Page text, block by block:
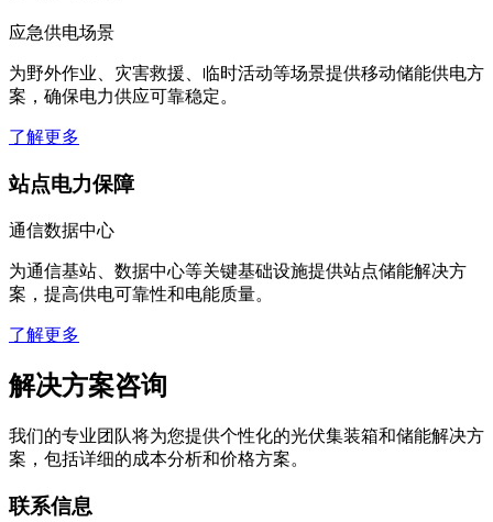
应急供电场景
为野外作业、灾害救援、临时活动等场景提供移动储能供电方
案，确保电力供应可靠稳定。
了解更多
站点电力保障
通信数据中心
为通信基站、数据中心等关键基础设施提供站点储能解决方
案，提高供电可靠性和电能质量。
了解更多
解决方案咨询
我们的专业团队将为您提供个性化的光伏集装箱和储能解决方
案，包括详细的成本分析和价格方案。
联系信息